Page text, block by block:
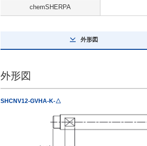
chemSHERPA
外形図
外形図
SHCNV12-GVHA-K-△